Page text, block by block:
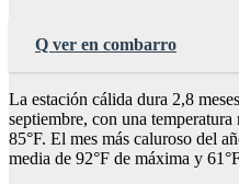
Q ver en combarro
La estación cálida dura 2,8
septiembre, con una
85°F. El mes más caluroso del
media de 92°F de máxima y